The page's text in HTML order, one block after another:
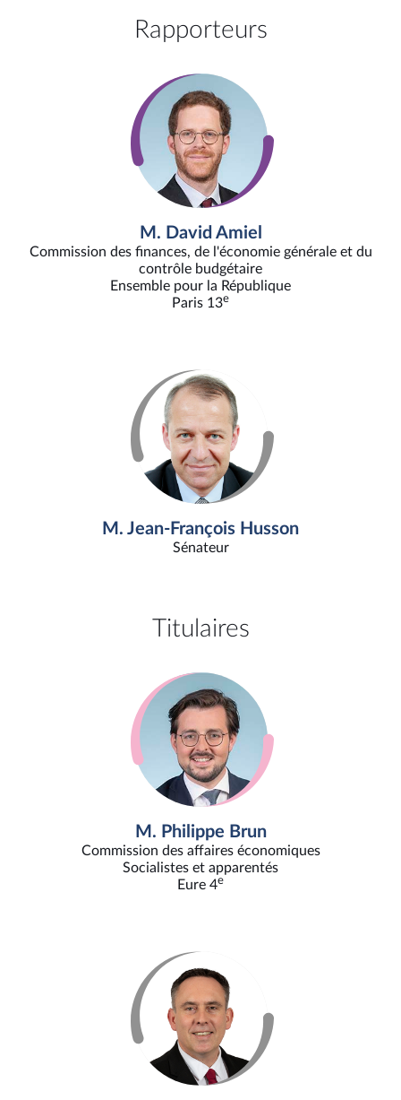
Rapporteurs
M. David Amiel
Commission des finances, de l'économie générale et du
contrôle budgétaire
Ensemble pour la République
Paris 13e
M. Jean-François Husson
Sénateur
Titulaires
M. Philippe Brun
Commission des affaires économiques
Socialistes et apparentés
Eure 4e